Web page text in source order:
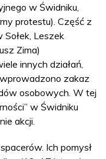
w Świdniku,
protestu). Część z
Sołek, Leszek
Zima)
innych działań,
zakaz
osobowych. W tej
w Świdniku
akcji.
Ich pomysł